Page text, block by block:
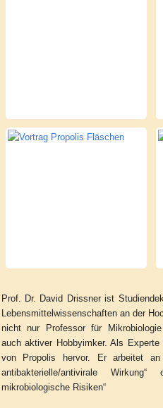
Prof. Dr. David Drissner ist
Lebensmittelwissenschaften an der
nicht nur Professor für
auch aktiver Hobbyimker. Als
von Propolis hervor. Er arbeitet
antibakterielle/antivirale Wirkung“
mikrobiologische Risiken“